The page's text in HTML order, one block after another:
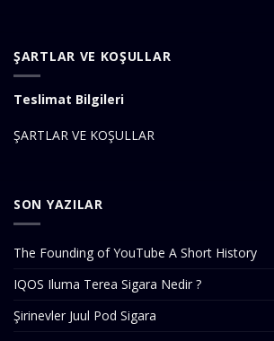
ŞARTLAR VE KOŞULLAR
Teslimat Bilgileri
ŞARTLAR VE KOŞULLAR
SON YAZILAR
The Founding of YouTube A Short History
IQOS Iluma Terea Sigara Nedir ?
Şirinevler Juul Pod Sigara